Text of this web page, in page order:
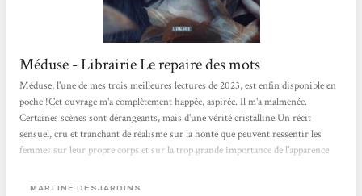
Méduse - Librairie Le repaire des mots
Méduse, l'une de mes trois meilleures lectures de 2023, est enfin disponible en
poche !Cet ouvrage m'a complètement happée, aspirée. Il m'a malmenée.
Certaines scènes sont dérangeants, mais d'une vérité cristalline.Un récit
sensuel, cru et tranchant de réalisme sur la honte que peuvent ressentir les
femmes sur leur propre corps et sur la trop grande importance de l'apparence
de cœur !
MARTINE DESJARDINS